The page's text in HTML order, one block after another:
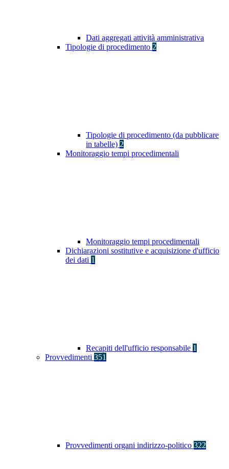
Dati aggregati attività amministrativa
Tipologie di procedimento 2
Tipologie di procedimento (da pubblicare
in tabelle) 2
Monitoraggio tempi procedimentali
Monitoraggio tempi procedimentali
Dichiarazioni sostitutive e acquisizione d'ufficio
dei dati 1
Recapiti dell'ufficio responsabile 1
Provvedimenti 351
Provvedimenti organi indirizzo-politico 322